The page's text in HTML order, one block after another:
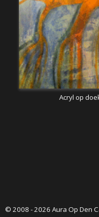
Acryl op
© 2008 - 2026 Aura Op Den